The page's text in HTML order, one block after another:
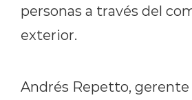
personas a través del
exterior.
Andrés Repetto, gerente